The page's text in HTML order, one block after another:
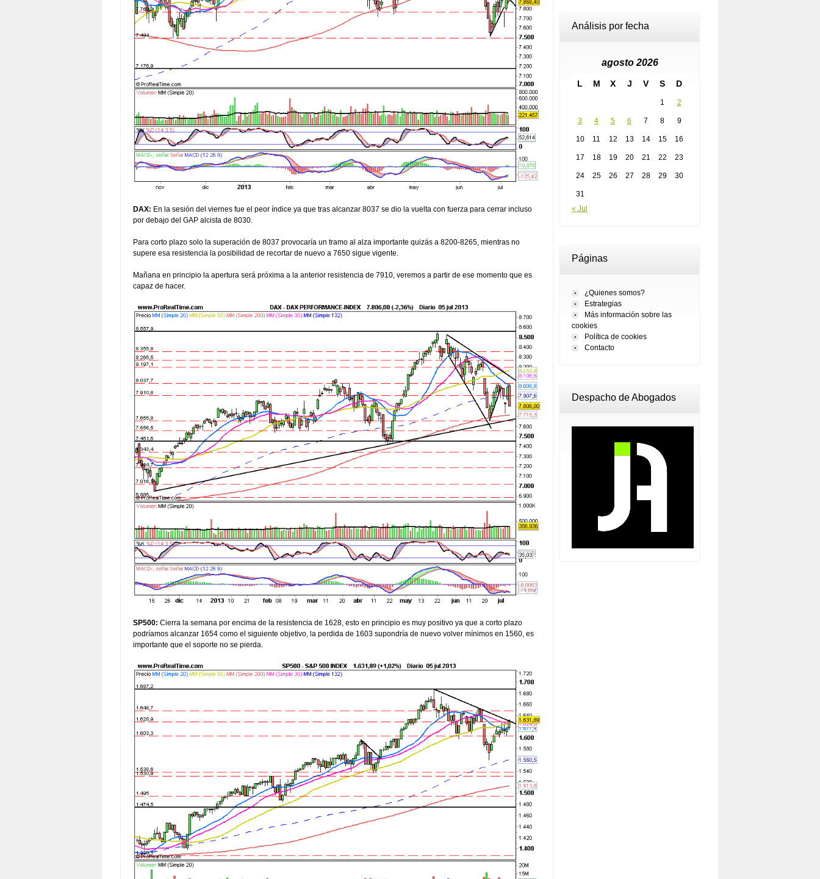
DAX: En la sesión del viernes fue el peor índice ya que tras alcanzar 8037 se dio la vuelta con fuerza para cerrar incluso
por debajo del GAP alcista de 8030.
Para corto plazo solo la superación de 8037 provocaría un tramo al alza importante quizás a 8200-8265, mientras no
supere esa resistencia la posibilidad de recortar de nuevo a 7650 sigue vigente.
Mañana en principio la apertura será próxima a la anterior resistencia de 7910, veremos a partir de ese momento que es
capaz de hacer.
SP500: Cierra la semana por encima de la resistencia de 1628, esto en principio es muy positivo ya que a corto plazo
podríamos alcanzar 1654 como el siguiente objetivo, la perdida de 1603 supondría de nuevo volver mínimos en 1560, es
importante que el soporte no se pierda.
Análisis por fecha
agosto 2026
L M X J V S D
1 2
3 4 5 6 7 8 9
10 11 12 13 14 15 16
17 18 19 20 21 22 23
24 25 26 27 28 29 30
31
« Jul
Páginas
¿Quienes somos?
Estrategias
Más información sobre las
cookies
Política de cookies
Contacto
Despacho de Abogados